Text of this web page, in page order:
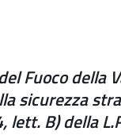
Fuoco della
sicurezza
lett. B) della